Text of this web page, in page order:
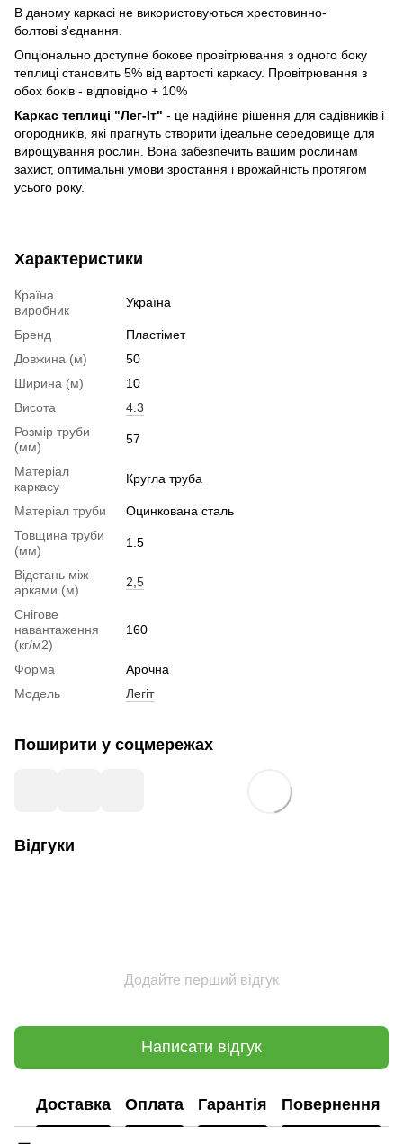
В даному каркасі не використовуються хрестовинно-
болтові з'єднання.
Опціонально доступне бокове провітрювання з одного боку
теплиці становить 5% від вартості каркасу. Провітрювання з
обох боків - відповідно + 10%
Каркас теплиці "Лег-Іт" - це надійне рішення для садівників і
огородників, які прагнуть створити ідеальне середовище для
вирощування рослин. Вона забезпечить вашим рослинам
захист, оптимальні умови зростання і врожайність протягом
усього року.
Характеристики
Країна
виробник
Україна
Бренд
Пластімет
Довжина (м)
50
Ширина (м)
10
Висота
4.3
Розмір труби
(мм)
57
Матеріал
каркасу
Кругла труба
Матеріал труби
Оцинкована сталь
Товщина труби
(мм)
1.5
Відстань між
арками (м)
2,5
Снігове
навантаження
(кг/м2)
160
Форма
Арочна
Модель
Легіт
Поширити у соцмережах
Відгуки
Додайте перший відгук
Написати відгук
Доставка Оплата Гарантія Повернення